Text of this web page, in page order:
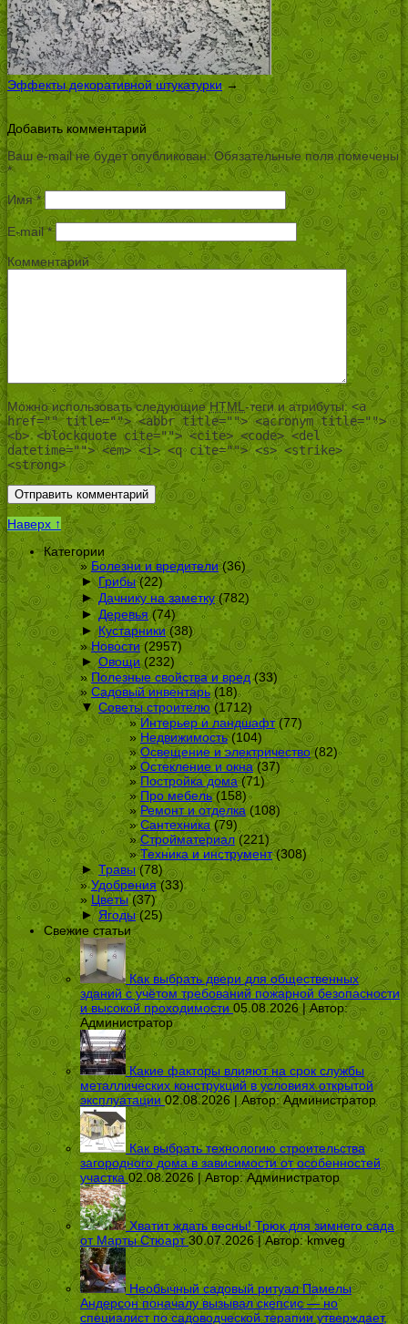
Эффекты декоративной штукатурки→
Добавить комментарий
Ваш e-mail не будет опубликован.Обязательные поля помечены
*
Имя*
E-mail*
Комментарий
Можно использовать следующиеHTML-теги и атрибуты:<a
href="" title=""> <abbr title=""> <acronym title="">
<b> <blockquote cite=""> <cite> <code> <del
datetime=""> <em> <i> <q cite=""> <s> <strike>
<strong>
Наверх ↑
Категории
Болезни и вредители(36)
► Грибы(22)
► Дачнику на заметку(782)
► Деревья(74)
► Кустарники(38)
Новости(2957)
► Овощи(232)
Полезные свойства и вред(33)
Садовый инвентарь(18)
▼ Советы строителю(1712)
Интерьер и ландшафт(77)
Недвижимость(104)
Освещение и электричество(82)
Остекление и окна(37)
Постройка дома(71)
Про мебель(158)
Ремонт и отделка (108)
Сантехника(79)
Стройматериал (221)
Техника и инструмент(308)
► Травы(78)
Удобрения(33)
Цветы(37)
► Ягоды(25)
Свежие статьи
Как выбрать двери для общественных
зданий с учётом требований пожарной безопасности
и высокой проходимости 05.08.2026 | Автор:
Администратор
Какие факторы влияют на срок службы
металлических конструкций в условиях открытой
эксплуатации 02.08.2026 | Автор:Администратор
Как выбрать технологию строительства
загородного дома в зависимости от особенностей
участка 02.08.2026 | Автор:Администратор
Хватит ждать весны! Трюк для зимнего сада
от Марты Стюарт 30.07.2026 | Автор:kmveg
Необычный садовый ритуал Памелы
Андерсон поначалу вызывал скепсис — но
специалист по садоводческой терапии утверждает,